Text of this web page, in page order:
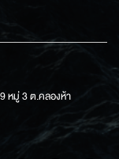
หมู่ 3 ต.คลองห้า